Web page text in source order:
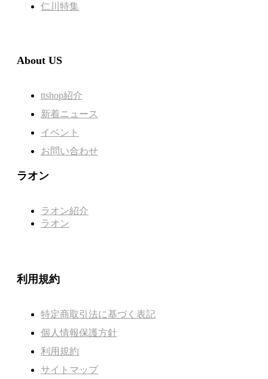
仁川特集
About US
ttshop紹介
新着ニュース
イベント
お問い合わせ
ラオン
ラオン紹介
ラオン
利用規約
特定商取引法に基づく表記
個人情報保護方針
利用規約
サイトマップ